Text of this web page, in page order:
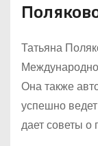
Татьяна
Она также
успешно
дает советы о